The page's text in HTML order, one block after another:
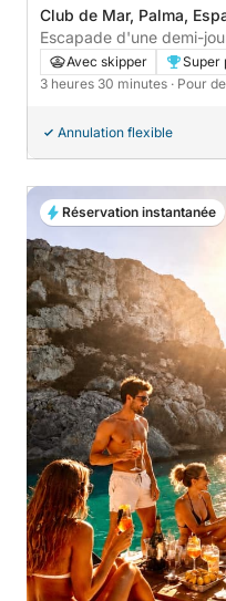
Club de Mar, Palma,
Escapade d'une demi-
récits et criques secrètes
Avec skipper Super
3 heures 30 minutes · Pour
Annulation flexible
Réservation instantanée